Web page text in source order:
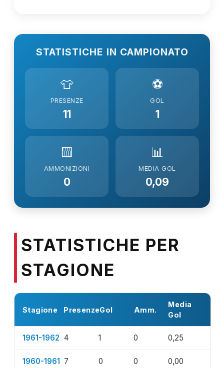
STATISTICHE IN CAMPIONATO
👕
PRESENZE
11
⚽
GOL
1
🟨
AMMONIZIONI
0
📊
MEDIA GOL
0,09
STATISTICHE PER
STAGIONE
Stagione PresenzeGol Amm.
Media
Gol
1961-1962 4 1 0 0,25
1960-1961 7 0 0 0,00